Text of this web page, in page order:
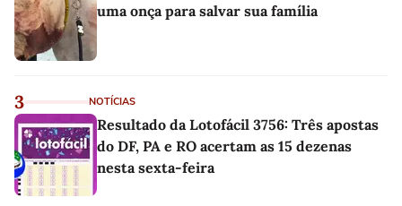
uma onça para salvar sua família
3 NOTÍCIAS
Resultado da Lotofácil 3756: Três apostas
do DF, PA e RO acertam as 15 dezenas
nesta sexta-feira